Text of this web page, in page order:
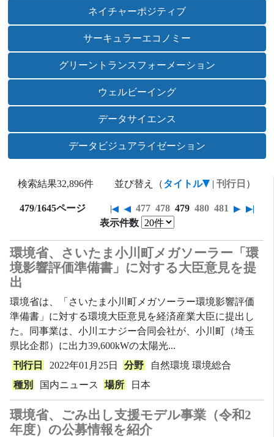
ネイチャーポジティブ
サーキュラーエコノミー
グリーントランスフォーメーション
ウェルビーイング
データサイエンス
データビジュアライゼーション
検索結果32,896件 並び替え（タイトル | 刊行日 ）
479/1645ページ 477 478 479 480 481
表示件数
環境省、さいたま小川町メガソーラー「環
境影響評価準備書」に対する大臣意見を提
出
環境省は、「さいたま小川町メガソーラー環境影響評価
準備書」に対する環境大臣意見を経済産業大臣に提出し
た。同事業は、小川エナジー合同会社が、小川町（埼玉
県比企郡）に出力39,600kWの太陽光...
刊行日
2022年01月25日 分野 自然環境 環境総合
種別
国内ニュース 場所 日本
環境省、ごみ出し支援モデル事業（令和2
年度）の公募情報を紹介